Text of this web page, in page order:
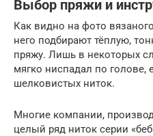
Выбор пряжи и
Как видно на фото
него подбирают тёплую,
пряжу. Лишь в некоторых
мягко ниспадал по голове,
шелковистых ниток.
Многие компании,
целый ряд ниток серии